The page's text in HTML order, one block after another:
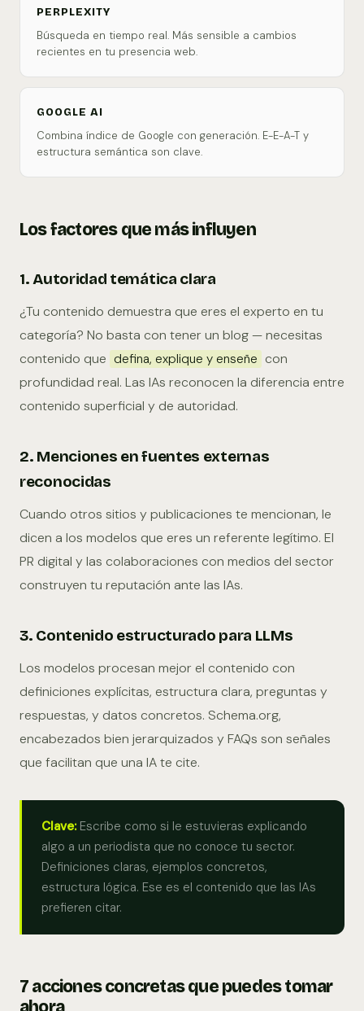
PERPLEXITY
Búsqueda en tiempo real. Más sensible a cambios
recientes en tu presencia web.
GOOGLE AI
Combina índice de Google con generación. E-E-A-T y
estructura semántica son clave.
Los factores que más influyen
1. Autoridad temática clara
¿Tu contenido demuestra que eres el experto en tu
categoría? No basta con tener un blog — necesitas
contenido que defina, explique y enseñe con
profundidad real. Las IAs reconocen la diferencia entre
contenido superficial y de autoridad.
2. Menciones en fuentes externas
reconocidas
Cuando otros sitios y publicaciones te mencionan, le
dicen a los modelos que eres un referente legítimo. El
PR digital y las colaboraciones con medios del sector
construyen tu reputación ante las IAs.
3. Contenido estructurado para LLMs
Los modelos procesan mejor el contenido con
definiciones explícitas, estructura clara, preguntas y
respuestas, y datos concretos. Schema.org,
encabezados bien jerarquizados y FAQs son señales
que facilitan que una IA te cite.
Clave: Escribe como si le estuvieras explicando
algo a un periodista que no conoce tu sector.
Definiciones claras, ejemplos concretos,
estructura lógica. Ese es el contenido que las IAs
prefieren citar.
7 acciones concretas que puedes tomar